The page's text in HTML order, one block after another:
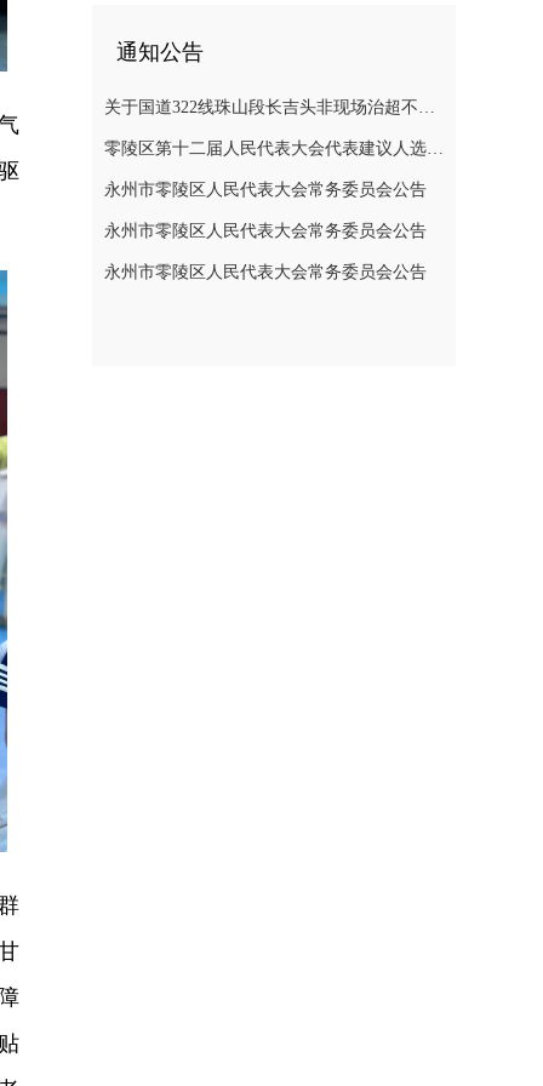
通知公告
关于国道322线珠山段长吉头非现场治超不停车检测系统维修半封闭道路施工的通告
零陵区第十二届人民代表大会代表建议人选公示公告
永州市零陵区人民代表大会常务委员会公告
永州市零陵区人民代表大会常务委员会公告
永州市零陵区人民代表大会常务委员会公告